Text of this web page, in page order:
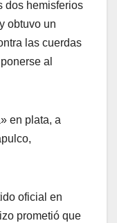
dos hemisferios
obtuvo un
las cuerdas
al
en plata, a
oficial en
prometió que